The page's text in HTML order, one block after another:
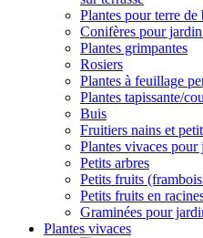
Plantes pour terre de
Conifères pour jardin
Plantes grimpantes
Rosiers
Plantes à feuillage
Plantes tapissante/
Buis
Fruitiers nains et
Plantes vivaces pour
Petits arbres
Petits fruits
Petits fruits en
Graminées pour
Plantes vivaces